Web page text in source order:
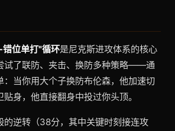
位单打"循环是尼克斯进攻体系的核心
试了联防、夹击、换防多种策略——通
：当你用大个子换防布伦森，他加速切
身，他直接翻身中投过你头顶。
的逆转（38分，其中关键时刻接连攻